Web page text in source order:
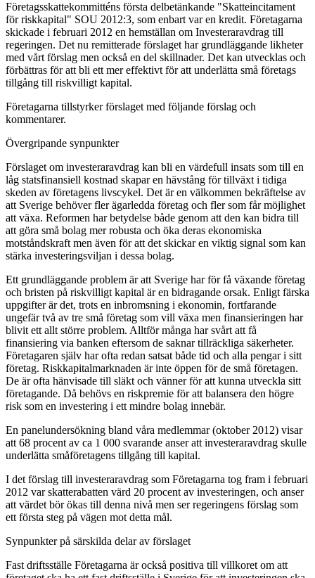
Företagsskattekommitténs första delbetänkande "Skatteincitament
för riskkapital" SOU 2012:3, som enbart var en kredit. Företagarna
skickade i februari 2012 en hemställan om Investeraravdrag till
regeringen. Det nu remitterade förslaget har grundläggande likheter
med vårt förslag men också en del skillnader. Det kan utvecklas och
förbättras för att bli ett mer effektivt för att underlätta små företags
tillgång till riskvilligt kapital.
Företagarna tillstyrker förslaget med följande förslag och
kommentarer.
Övergripande synpunkter
Förslaget om investeraravdrag kan bli en värdefull insats som till en
låg statsfinansiell kostnad skapar en hävstång för tillväxt i tidiga
skeden av företagens livscykel. Det är en välkommen bekräftelse av
att Sverige behöver fler ägarledda företag och fler som får möjlighet
att växa. Reformen har betydelse både genom att den kan bidra till
att göra små bolag mer robusta och öka deras ekonomiska
motståndskraft men även för att det skickar en viktig signal som kan
stärka investeringsviljan i dessa bolag.
Ett grundläggande problem är att Sverige har för få växande företag
och bristen på riskvilligt kapital är en bidragande orsak. Enligt färska
uppgifter är det, trots en inbromsning i ekonomin, fortfarande
ungefär två av tre små företag som vill växa men finansieringen har
blivit ett allt större problem. Alltför många har svårt att få
finansiering via banken eftersom de saknar tillräckliga säkerheter.
Företagaren själv har ofta redan satsat både tid och alla pengar i sitt
företag. Riskkapitalmarknaden är inte öppen för de små företagen.
De är ofta hänvisade till släkt och vänner för att kunna utveckla sitt
företagande. Då behövs en riskpremie för att balansera den högre
risk som en investering i ett mindre bolag innebär.
En panelundersökning bland våra medlemmar (oktober 2012) visar
att 68 procent av ca 1 000 svarande anser att investeraravdrag skulle
underlätta småföretagens tillgång till kapital.
I det förslag till investeraravdrag som Företagarna tog fram i februari
2012 var skatterabatten värd 20 procent av investeringen, och anser
att värdet bör ökas till denna nivå men ser regeringens förslag som
ett första steg på vägen mot detta mål.
Synpunkter på särskilda delar av förslaget
Fast driftsställe Företagarna är också positiva till villkoret om att